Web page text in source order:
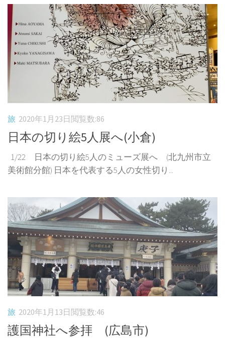
旅 2020年1月23日 閲覧数:86
日本の切り絵5人展へ(小倉)
1/22 日本の切り絵5人のミューズ展へ (北九州市立
美術館分館) 日本を代表する5人の女性切り...
旅 2020年1月13日 閲覧数:46
護国神社へ参拝 (広島市)